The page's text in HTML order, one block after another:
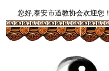
您好,泰安市道教协会欢迎您！